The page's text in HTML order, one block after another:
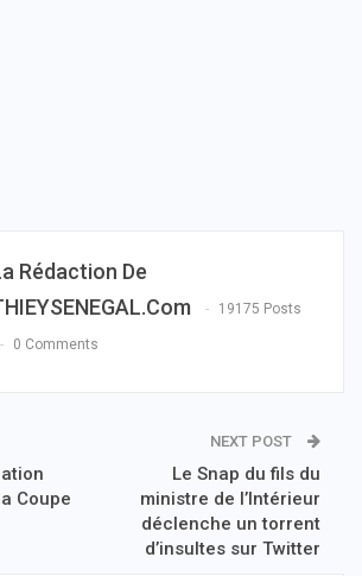
Rédaction De
19175 Posts
0 Comments
Coupe
NEXT POST
Le Snap du fils du
ministre de l’Intérieur
déclenche un torrent
d’insultes sur Twitter